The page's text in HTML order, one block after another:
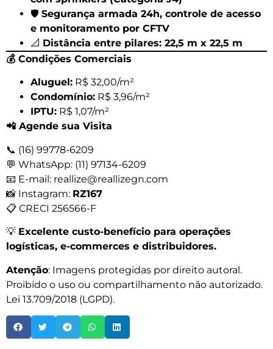
🛡️ Segurança armada 24h, controle de acesso
e monitoramento por CFTV
📐 Distância entre pilares: 22,5 m x 22,5 m
💰 Condições Comerciais
Aluguel: R$ 32,00/m²
Condomínio: R$ 3,96/m²
IPTU: R$ 1,07/m²
📲 Agende sua Visita
📞 (16) 99778-6209
💬 WhatsApp: (11) 97134-6209
📧 E-mail: reallize@reallizegn.com
📸 Instagram: RZ167
📋 CRECI 256566-F
💡 Excelente custo-benefício para operações
logísticas, e-commerces e distribuidores.
Atenção: Imagens protegidas por direito autoral.
Proibido o uso ou compartilhamento não autorizado.
Lei 13.709/2018 (LGPD).